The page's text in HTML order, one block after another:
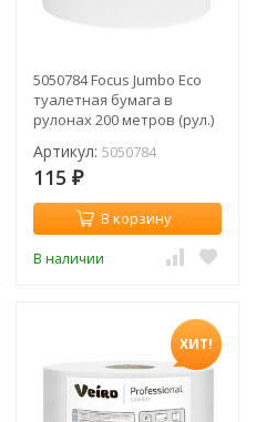
5050784 Focus Jumbo Eco
туалетная бумага в
рулонах 200 метров (рул.)
Артикул: 5050784
115 ₽
В корзину
В наличии
ХИТ!